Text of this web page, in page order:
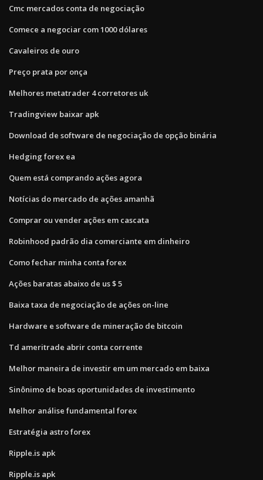
Cmc mercados conta de negociação
Comece a negociar com 1000 dólares
Cavaleiros de ouro
Preço prata por onça
Melhores metatrader 4 corretores uk
Tradingview baixar apk
Download de software de negociação de opção binária
Hedging forex ea
Quem está comprando ações agora
Notícias do mercado de ações amanhã
Comprar ou vender ações em cascata
Robinhood padrão dia comerciante em dinheiro
Como fechar minha conta forex
Ações baratas abaixo de us $ 5
Baixa taxa de negociação de ações on-line
Hardware e software de mineração de bitcoin
Td ameritrade abrir conta corrente
Melhor maneira de investir em um mercado em baixa
Sinônimo de boas oportunidades de investimento
Melhor análise fundamental forex
Estratégia astro forex
Ripple.is apk
Ripple.is apk